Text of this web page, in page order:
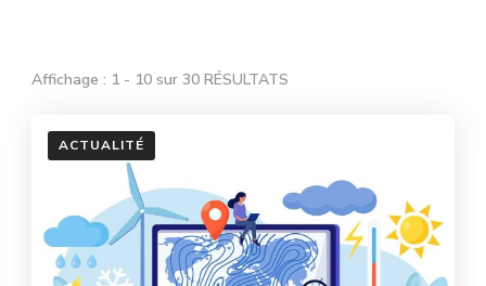
Affichage : 1 - 10 sur 30 RÉSULTATS
ACTUALITÉ